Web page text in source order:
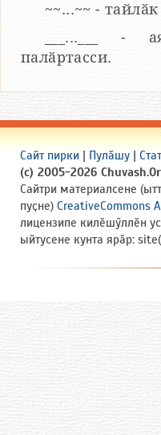
~~...~~ -
___...___ -
палӑртасси.
Сайт пирки | Пулӑшу |
(c) 2005-2026
Сайтри материалсене
пуҫне) CreativeCommons
лицензипе килӗшӳллӗн
ыйтусене кунта ярӑр: